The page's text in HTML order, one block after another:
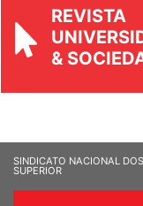
REVISTA
&
SINDICATO NACIONAL
SUPERIOR